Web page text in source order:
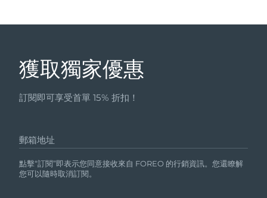
獲取獨家優惠
訂閱即可享受首單 15% 折扣！
郵箱地址
點擊“訂閱”即表示您同意接收來自 FOREO 的行銷資訊。您還瞭解
您可以隨時取消訂閱。